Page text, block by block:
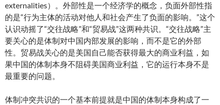
externalities）。外部性是一个经济学的概念，负面外部性指
的是“行为主体的活动对他人和社会产生了负面的影响。”这个
认识动摇了“交往战略”和“贸易战”这两种共识。“交往战略”主
要关心的是体制对中国内部发展的影响，而不是它的外部
性。贸易战关心的是美国自己能否获得最大的商业利益，如
果中国的体制本身不阻碍美国商业利益，它的运行本身不是
最重要的问题。
体制冲突共识的一个基本前提就是中国的体制本身构成了一